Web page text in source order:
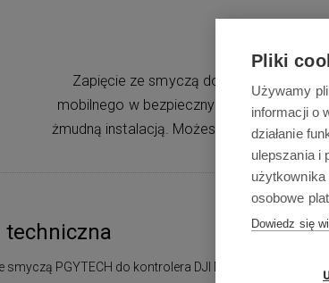
Zapięcie ze smyczą do kontrolera DJI
mobilnego w bezpieczny sposób. Dzięki
żmudną instalacją. Możesz łatwo
techniczna
smyczą PGYTECH do kontrolera DJI Mavic AIR - PGB188
Pliki
Używamy
informacji o
działanie
ulepszania i
osobowe
Dowiedz się